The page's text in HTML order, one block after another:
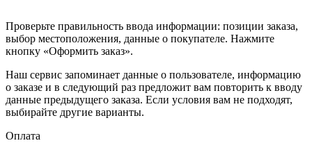
Проверьте правильность ввода информации: позиции заказа,
выбор местоположения, данные о покупателе. Нажмите
кнопку «Оформить заказ».
Наш сервис запоминает данные о пользователе, информацию
о заказе и в следующий раз предложит вам повторить к вводу
данные предыдущего заказа. Если условия вам не подходят,
выбирайте другие варианты.
Оплата